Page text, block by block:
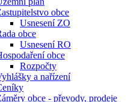
obce
Usnesení ZO
obce
Usnesení RO
obce
Rozpočty
a nařízení
obce - převody, prodeje